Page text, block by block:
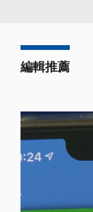
編輯推薦